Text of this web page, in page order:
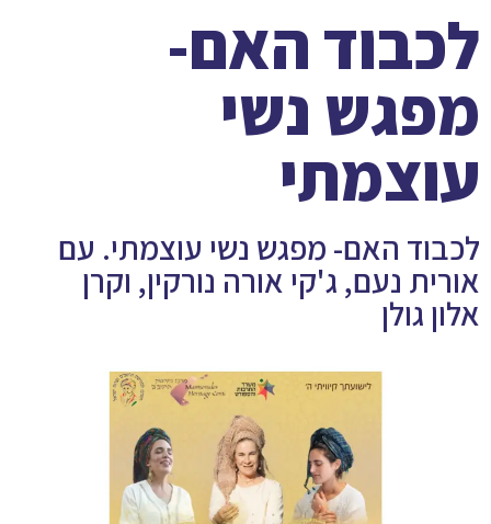
לכבוד האם-
מפגש נשי
עוצמתי
לכבוד האם- מפגש נשי עוצמתי. עם
אורית נעם, ג'קי אורה נורקין, וקרן
אלון גולן